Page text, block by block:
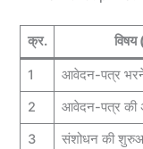
क्र.
1 आवेदन-पत्र
2
आवेदन-पत्र की
3
संशोधन की